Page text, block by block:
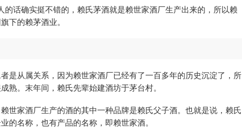
话确实挺不错的，赖氏茅酒就是赖世家酒厂生产出来的，所以赖
下的赖茅酒业。
是从属关系，因为赖世家酒厂已经有了一百多年的历史沉淀了，所
熟。末年间，赖氏先辈始建酒坊于茅台村。
世家酒厂生产的酒的其中一种品牌是赖氏父子酒。也就是说，赖氏
的名称，也有产品的名称，即赖世家酒。